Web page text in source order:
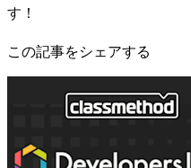
す！
この記事をシェアする